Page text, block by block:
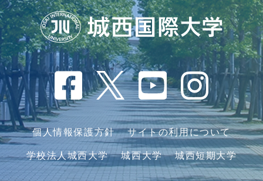
個人情報保護方針 サイトの利用について
学校法人城西大学 城西大学 城西短期大学